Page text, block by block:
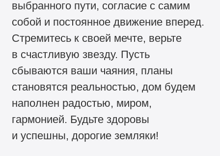
выбранного пути, согласие с самим
собой и постоянное движение вперед.
Стремитесь к своей мечте, верьте
в счастливую звезду. Пусть
сбываются ваши чаяния, планы
становятся реальностью, дом будем
наполнен радостью, миром,
гармонией. Будьте здоровы
и успешны, дорогие земляки!